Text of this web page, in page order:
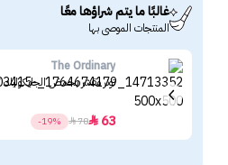
غالبًا ما يتم شراؤها معًا
المنتجات الموصى بها
The Ordinary
تونر مقشر بحمض الجليكوليك 7% من ذا اورديناري - 240مل
63

78

-19%